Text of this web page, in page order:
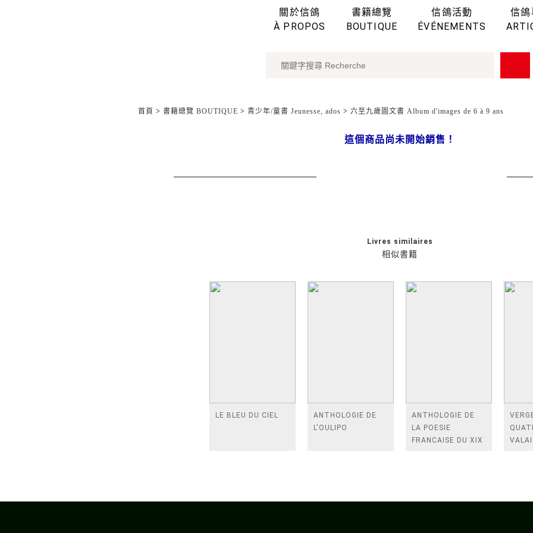
關於信鴿
À PROPOS
書籍總覽
BOUTIQUE
信鴿活動
ÉVÉNEMENTS
信鴿
首頁 > 書籍總覽 BOUTIQUE > 青少年/童書 Jeunesse, ados > 六至九歲圖文書 Album d'images de 6 à 9 ans
這個商品尚未開始銷售！
相似書籍
Livres similaires
LE BLEU DU CIEL
ANTHOLOGIE DE
L'OULIPO
ANTHOLOGIE DE
LA POESIE
FRANCAISE DU XIX